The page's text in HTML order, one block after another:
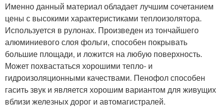
Именно данный материал обладает лучшим сочетанием
цены с высокими характеристиками теплоизолятора.
Используется в рулонах. Произведен из тончайшего
алюминиевого слоя фольги, способен покрывать
большие площади, и ложится на любую поверхность.
Может похвастаться хорошими тепло- и
гидроизоляционными качествами. Пенофол способен
гасить звук и является хорошим вариантом для живущих
вблизи железных дорог и автомагистралей.